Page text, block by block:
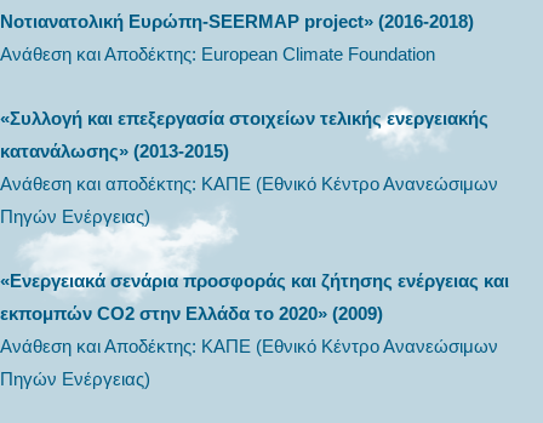
Νοτιανατολική Ευρώπη-SEERMAP project» (2016-2018)
Aνάθεση και Αποδέκτης: European Climate Foundation
«Συλλογή και επεξεργασία στοιχείων τελικής ενεργειακής
κατανάλωσης» (2013-2015)
Ανάθεση και αποδέκτης: ΚΑΠΕ (Εθνικό Κέντρο Ανανεώσιμων
Πηγών Ενέργειας)
«Ενεργειακά σενάρια προσφοράς και ζήτησης ενέργειας και
εκπομπών CO2 στην Ελλάδα το 2020» (2009)
Ανάθεση και Αποδέκτης: ΚΑΠΕ (Εθνικό Κέντρο Ανανεώσιμων
Πηγών Ενέργειας)